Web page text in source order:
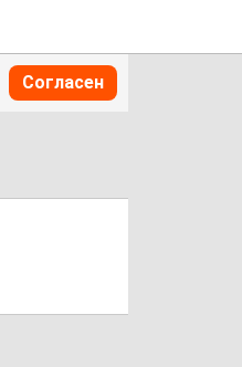
Согласен